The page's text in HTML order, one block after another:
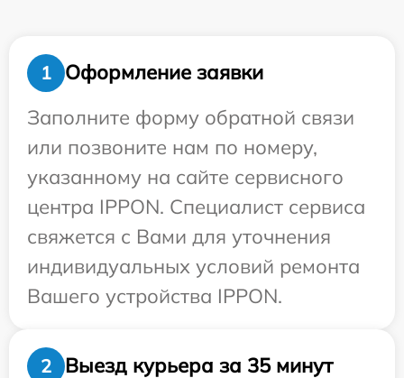
1
Оформление заявки
Заполните форму обратной связи
или позвоните нам по номеру,
указанному на сайте сервисного
центра IPPON. Специалист сервиса
свяжется с Вами для уточнения
индивидуальных условий ремонта
Вашего устройства IPPON.
2 Выезд курьера за 35 минут